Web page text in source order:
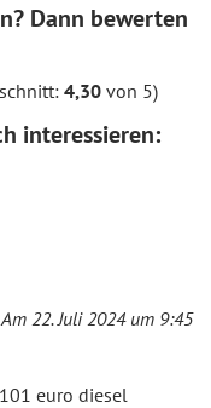
Dann bewerten
4,30 von 5)
interessieren:
Am 22. Juli 2024 um 9:45
euro diesel